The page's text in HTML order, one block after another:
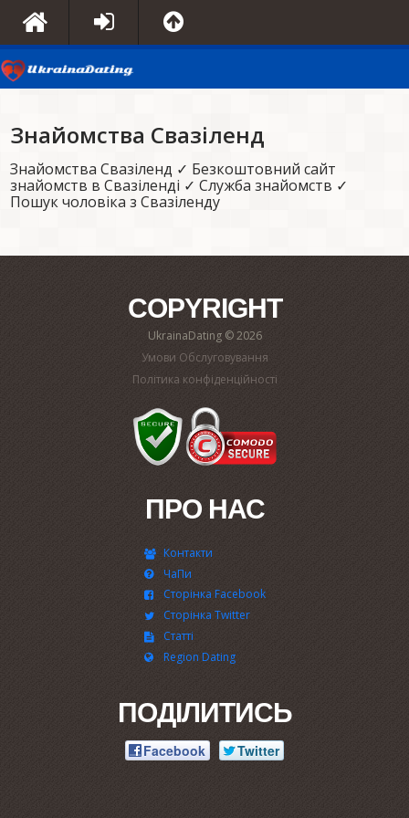
Знайомства Свазіленд
Знайомства Свазіленд ✓ Безкоштовний сайт
знайомств в Свазіленді ✓ Служба знайомств ✓
Пошук чоловіка з Свазіленду
COPYRIGHT
UkrainaDating © 2026
Умови Обслуговування
Політика конфіденційності
ПРО НАС
Контакти
ЧаПи
Сторінка Facebook
Сторінка Twitter
Статті
Region Dating
ПОДІЛИТИСЬ
Facebook Twitter